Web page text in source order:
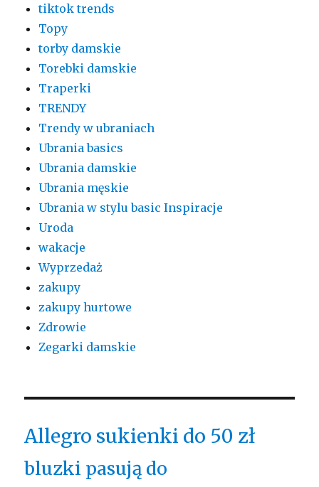
tiktok trends
Topy
torby damskie
Torebki damskie
Traperki
TRENDY
Trendy w ubraniach
Ubrania basics
Ubrania damskie
Ubrania męskie
Ubrania w stylu basic Inspiracje
Uroda
wakacje
Wyprzedaż
zakupy
zakupy hurtowe
Zdrowie
Zegarki damskie
Allegro sukienki do 50 zł
bluzki pasują do